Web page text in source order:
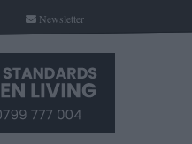
Newsletter